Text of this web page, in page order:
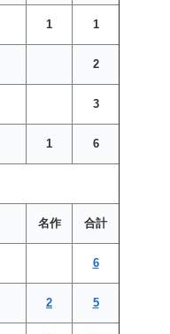
1 1
2
3
1 6
名作 合計
6
2 5